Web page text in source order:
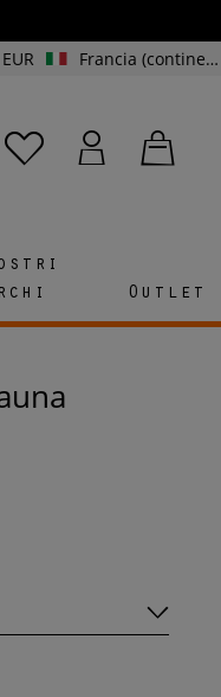
Francia (continente e Corsica)
Outlet